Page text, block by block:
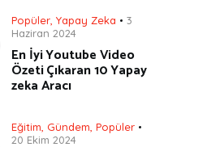
Popüler Yapay Zeka
3
Haziran 2024
En İyi Youtube Video
Özeti Çıkaran 10 Yapay
zeka Aracı
Eğitim Gündem Popüler
20 Ekim 2024